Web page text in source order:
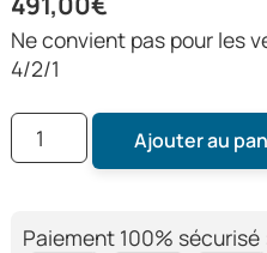
ne convient pas pour les véhicule équipé d’un collecteur
4/2/1
Ajouter au
Paiement 100% sécurisé